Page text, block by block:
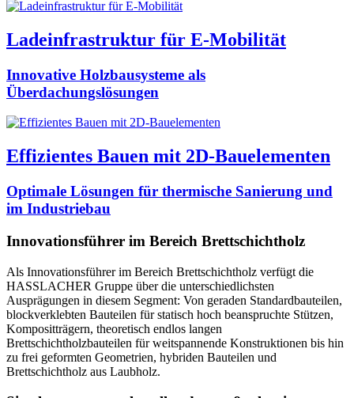
Ladeinfrastruktur für E-Mobilität
Innovative Holzbausysteme als
Überdachungslösungen
Effizientes Bauen mit 2D-Bauelementen
Optimale Lösungen für thermische Sanierung und
im Industriebau
Innovationsführer im Bereich Brettschichtholz
Als Innovationsführer im Bereich Brettschichtholz verfügt die
HASSLACHER Gruppe über die unterschiedlichsten
Ausprägungen in diesem Segment: Von geraden Standardbauteilen,
blockverklebten Bauteilen für statisch hoch beanspruchte Stützen,
Kompositträgern, theoretisch endlos langen
Brettschichtholzbauteilen für weitspannende Konstruktionen bis hin
zu frei geformten Geometrien, hybriden Bauteilen und
Brettschichtholz aus Laubholz.